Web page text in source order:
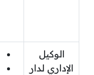
الوكيل
الإداري لدار